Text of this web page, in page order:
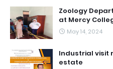
Zoology
at Mercy
May 14, 2024
Industrial visit
estate